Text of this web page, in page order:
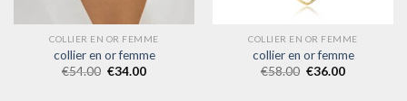
COLLIER EN OR FEMME
collier en or femme
€54.00 €34.00
COLLIER EN OR FEMME
collier en or femme
€58.00 €36.00